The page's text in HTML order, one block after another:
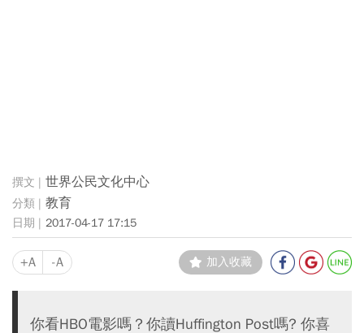
世界公民文化中心
教育
2017-04-17 17:15
+A -A 加入收藏
你看HBO電影嗎？你讀Huffington Post嗎? 你喜